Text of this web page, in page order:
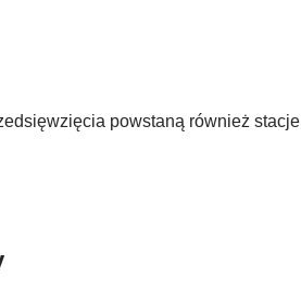
powstaną również stacje